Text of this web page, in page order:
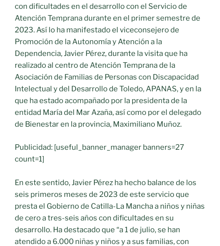
con dificultades en el desarrollo con el Servicio de
Atención Temprana durante en el primer semestre de
2023. Así lo ha manifestado el viceconsejero de
Promoción de la Autonomía y Atención a la
Dependencia, Javier Pérez, durante la visita que ha
realizado al centro de Atención Temprana de la
Asociación de Familias de Personas con Discapacidad
Intelectual y del Desarrollo de Toledo, APANAS, y en la
que ha estado acompañado por la presidenta de la
entidad María del Mar Azaña, así como por el delegado
de Bienestar en la provincia, Maximiliano Muñoz.
Publicidad: [useful_banner_manager banners=27
count=1]
En este sentido, Javier Pérez ha hecho balance de los
seis primeros meses de 2023 de este servicio que
presta el Gobierno de Catilla-La Mancha a niños y niñas
de cero a tres-seis años con dificultades en su
desarrollo. Ha destacado que “a 1 de julio, se han
atendido a 6.000 niñas y niños y a sus familias, con